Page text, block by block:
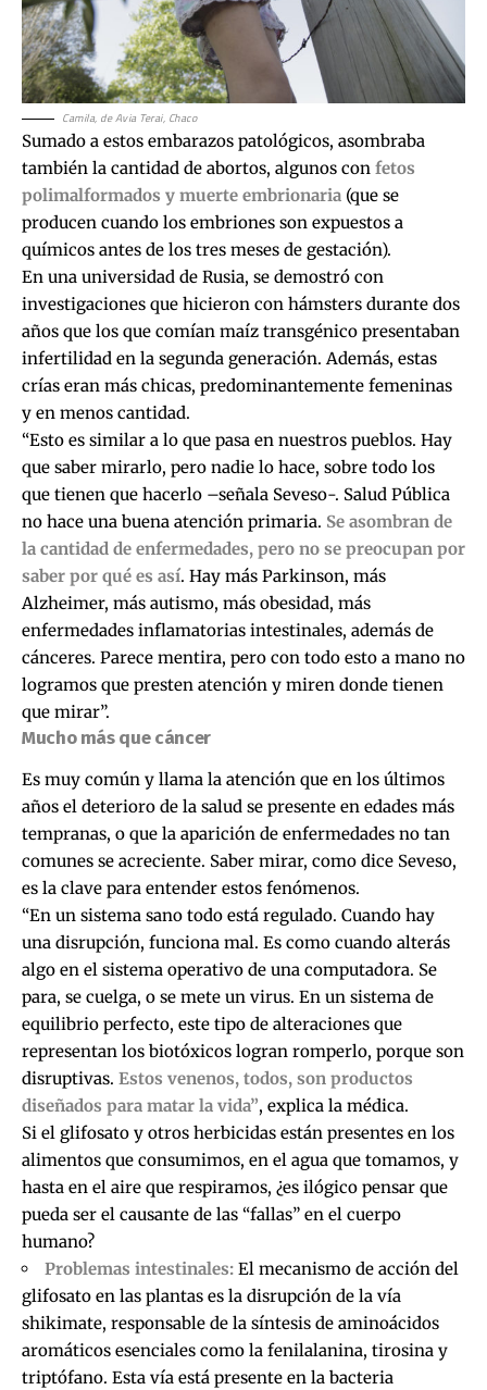
Camila, de Avia Terai, Chaco
Sumado a estos embarazos patológicos, asombraba
también la cantidad de abortos, algunos con fetos
polimalformados y muerte embrionaria (que se
producen cuando los embriones son expuestos a
químicos antes de los tres meses de gestación).
En una universidad de Rusia, se demostró con
investigaciones que hicieron con hámsters durante dos
años que los que comían maíz transgénico presentaban
infertilidad en la segunda generación. Además, estas
crías eran más chicas, predominantemente femeninas
y en menos cantidad.
“Esto es similar a lo que pasa en nuestros pueblos. Hay
que saber mirarlo, pero nadie lo hace, sobre todo los
que tienen que hacerlo –señala Seveso-. Salud Pública
no hace una buena atención primaria. Se asombran de
la cantidad de enfermedades, pero no se preocupan por
saber por qué es así. Hay más Parkinson, más
Alzheimer, más autismo, más obesidad, más
enfermedades inflamatorias intestinales, además de
cánceres. Parece mentira, pero con todo esto a mano no
logramos que presten atención y miren donde tienen
que mirar”.
Mucho más que cáncer
Es muy común y llama la atención que en los últimos
años el deterioro de la salud se presente en edades más
tempranas, o que la aparición de enfermedades no tan
comunes se acreciente. Saber mirar, como dice Seveso,
es la clave para entender estos fenómenos.
“En un sistema sano todo está regulado. Cuando hay
una disrupción, funciona mal. Es como cuando alterás
algo en el sistema operativo de una computadora. Se
para, se cuelga, o se mete un virus. En un sistema de
equilibrio perfecto, este tipo de alteraciones que
representan los biotóxicos logran romperlo, porque son
disruptivas. Estos venenos, todos, son productos
diseñados para matar la vida”, explica la médica.
Si el glifosato y otros herbicidas están presentes en los
alimentos que consumimos, en el agua que tomamos, y
hasta en el aire que respiramos, ¿es ilógico pensar que
pueda ser el causante de las “fallas” en el cuerpo
humano?
Problemas intestinales: El mecanismo de acción del
glifosato en las plantas es la disrupción de la vía
shikimate, responsable de la síntesis de aminoácidos
aromáticos esenciales como la fenilalanina, tirosina y
triptófano. Esta vía está presente en la bacteria